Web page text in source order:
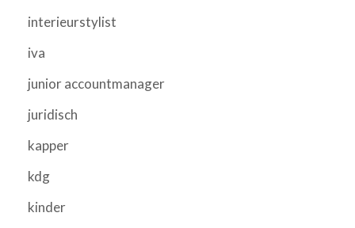
interieurstylist
iva
junior accountmanager
juridisch
kapper
kdg
kinder